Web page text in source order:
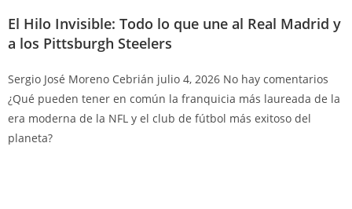
El Hilo Invisible: Todo lo que une al Real Madrid y
a los Pittsburgh Steelers
Sergio José Moreno Cebrián julio 4, 2026 No hay comentarios
¿Qué pueden tener en común la franquicia más laureada de la
era moderna de la NFL y el club de fútbol más exitoso del
planeta?